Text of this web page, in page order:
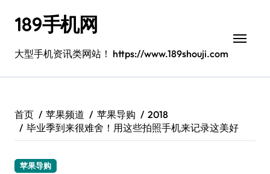
189手机网
大型手机资讯类网站！ https://www.189shouji.com
首页 苹果频道 苹果导购
2018
毕业季到来很难舍！用这些拍照手机来记录这美好
苹果导购